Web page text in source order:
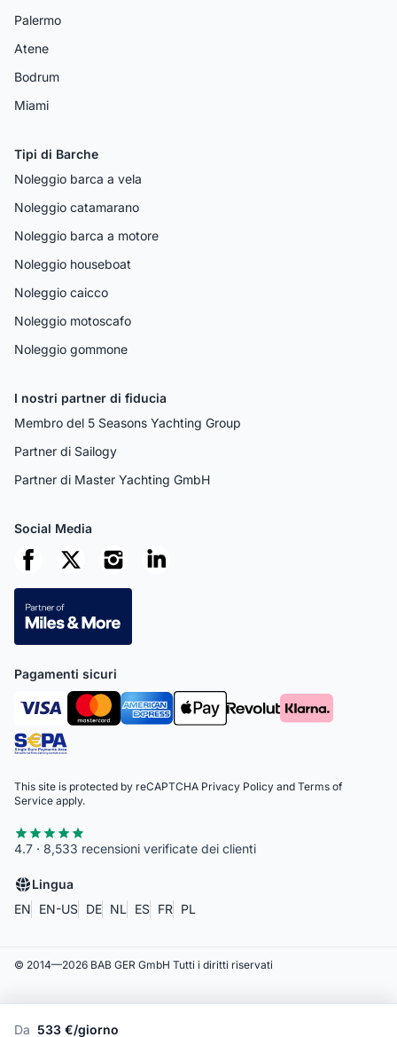
Da 533 €/giorno
Palermo
Atene
Bodrum
Miami
Tipi di Barche
Noleggio barca a vela
Noleggio catamarano
Noleggio barca a motore
Noleggio houseboat
Noleggio caicco
Noleggio motoscafo
Noleggio gommone
I nostri partner di fiducia
Membro del 5 Seasons Yachting Group
Partner di Sailogy
Partner di Master Yachting GmbH
Social Media
Pagamenti sicuri
This site is protected by reCAPTCHA Privacy Policy and Terms of
Service apply.
4.7 · 8,533 recensioni verificate dei clienti
Lingua
EN
EN-US DE NL ES FR PL
© 2014—2026 BAB GER GmbH Tutti i diritti riservati